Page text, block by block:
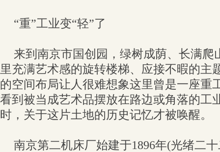
“重”工业变“轻”了
来到南京市国创园，绿树成荫、长满爬
里充满艺术感的旋转楼梯、应接不暇的
的空间布局让人很难想象这里曾是一座重
看到被当成艺术品摆放在路边或角落的工
时，关于这片土地的历史记忆才被唤醒。
南京第二机床厂始建于1896年(光绪二